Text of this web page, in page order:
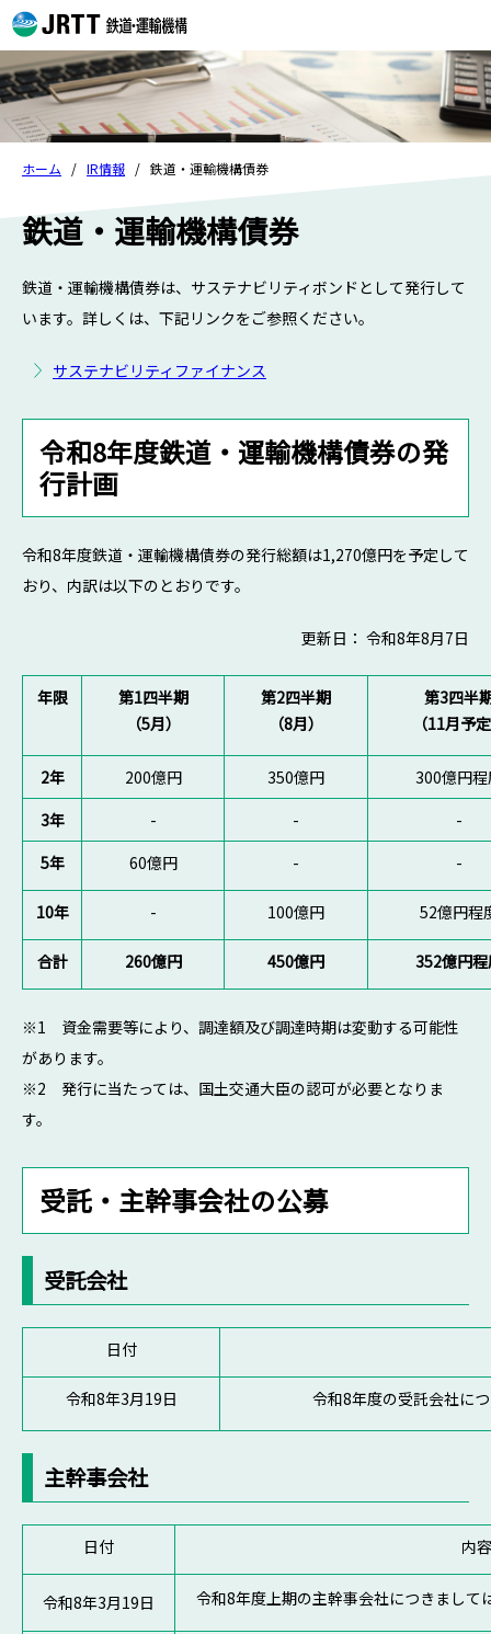
ホーム IR情報 鉄道・運輸機構債券
鉄道・運輸機構債券
鉄道・運輸機構債券は、サステナビリティボンドとして発行して
います。詳しくは、下記リンクをご参照ください。
サステナビリティファイナンス
令和8年度鉄道・運輸機構債券の発
行計画
令和8年度鉄道・運輸機構債券の発行総額は1,270億円を予定して
おり、内訳は以下のとおりです。
更新日： 令和8年8月7日
年限
第1四半期
（5月）
第2四半期
（8月）
第3四半
（11月予
2年 200億円 350億円
300億円程
3年
- -
-
5年
60億円 - -
10年 - 100億円 52億円程
合計 260億円 450億円 352億円程
※1 資金需要等により、調達額及び調達時期は変動する可能性
があります。
※2 発行に当たっては、国土交通大臣の認可が必要となりま
す。
受託・主幹事会社の公募
受託会社
日付
令和8年3月19日 令和8年度の受託会社に
主幹事会社
日付 内容
令和8年3月19日 令和8年度上期の主幹事会社につき